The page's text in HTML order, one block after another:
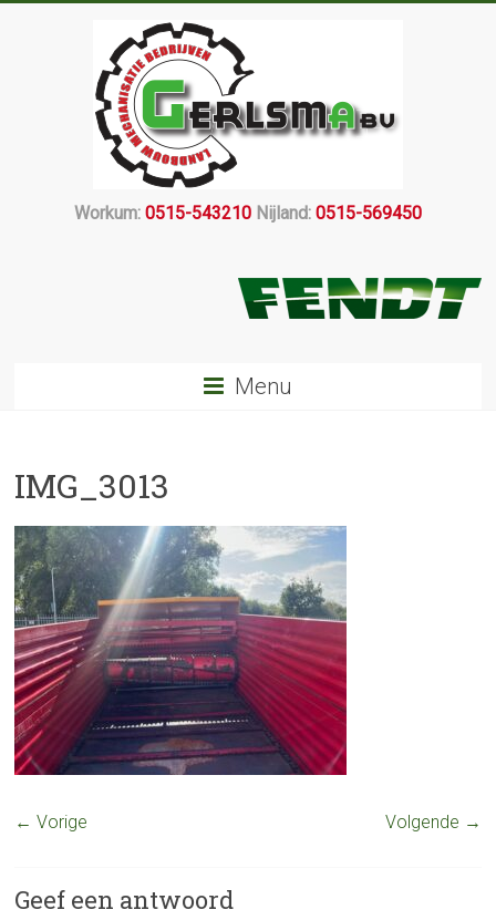
Workum: 0515-543210Nijland: 0515-569450
Menu
IMG_3013
← Vorige Volgende →
Geef een antwoord